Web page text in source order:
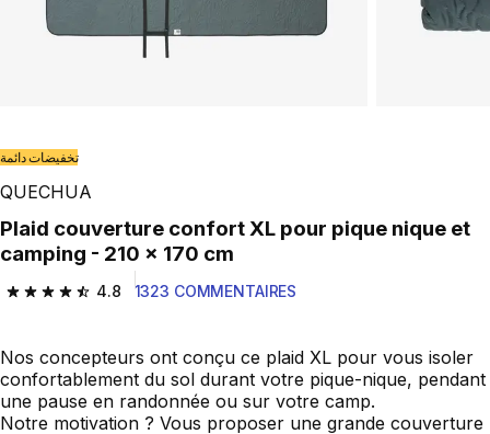
تخفيضات دائمة
QUECHUA
Plaid couverture confort XL pour pique nique et
camping - 210 x 170 cm
4.8
4.8 out of 5 stars from 1323 reviews
1323 COMMENTAIRES
Nos concepteurs ont conçu ce plaid XL pour vous isoler
confortablement du sol durant votre pique-nique, pendant
une pause en randonnée ou sur votre camp.
Notre motivation ? Vous proposer une grande couverture